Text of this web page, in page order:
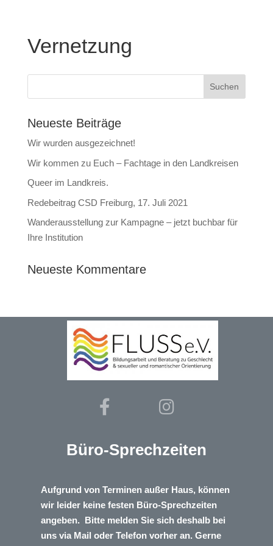
Vernetzung
Neueste Beiträge
Wir wurden ausgezeichnet!
Wir kommen zu Euch – Fachtage in den Landkreisen
Queer im Landkreis.
Redebeitrag CSD Freiburg, 17. Juli 2021
Wanderausstellung zur Kampagne – jetzt buchbar für
Ihre Institution
Neueste Kommentare
Büro-Sprechzeiten
Aufgrund von Terminen außer Haus, können
wir leider keine festen Büro-Sprechzeiten
angeben. Bitte melden Sie sich deshalb bei
uns via Mail oder Telefon vorher an. Gerne